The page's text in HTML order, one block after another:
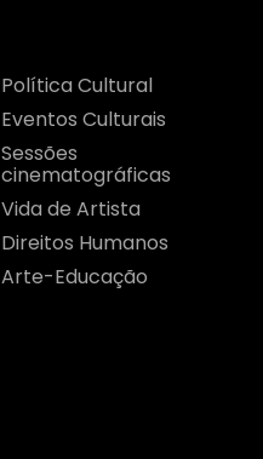
Política Cultural
Eventos Culturais
Sessões
cinematográficas
Vida de Artista
Direitos Humanos
Arte-Educação